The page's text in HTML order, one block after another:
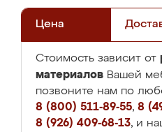
Цена
Стоимость зависит от
материалов Вашей
позвоните нам по
8 (800) 511-89-55, 8
8 (926) 409-68-13, и